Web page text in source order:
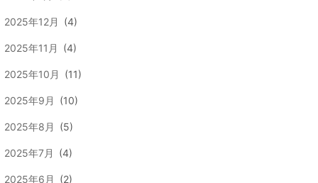
2025年12月 (4)
2025年11月 (4)
2025年10月 (11)
2025年9月 (10)
2025年8月 (5)
2025年7月 (4)
2025年6月 (2)